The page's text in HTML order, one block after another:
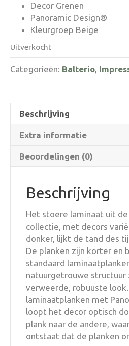
Decor Grenen
Panoramic Design®
Kleurgroep Beige
Uitverkocht
Categorieën: Balterio,
Beschrijving
Extra informatie
Beoordelingen (0)
Beschrijving
Het stoere laminaat uit
collectie, met decors
donker, lijkt de tand des
De planken zijn korter en
standaard
natuurgetrouwe structuur
verweerde, robuuste
laminaatplanken met
loopt het decor optisch
plank naar de andere,
ontstaat dat de planken